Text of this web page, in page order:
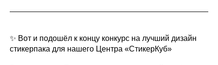
✨ Вот и подошёл к концу конкурс на лучший дизайн
стикерпака для нашего Центра «СтикерКуб»